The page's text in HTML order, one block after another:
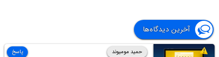
آخرین دیدگاه‌ها
حمید مومیوند
پاسخ